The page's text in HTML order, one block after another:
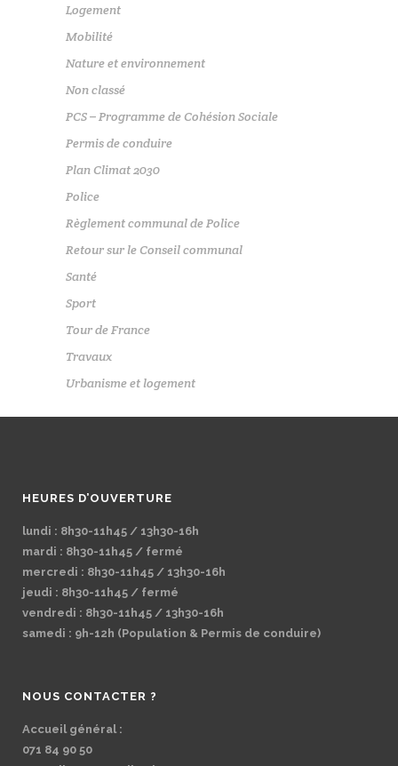
Logement
Mobilité
Nature et environnement
Non classé
PCS – Programme de Cohésion Sociale
Permis de conduire
Plan Climat 2030
Police
Règlement communal de Police
Retour sur le Conseil communal
Santé
Sport
Tour de France
Travaux
Urbanisme et logement
HEURES D’OUVERTURE
lundi : 8h30-11h45 / 13h30-16h
mardi : 8h30-11h45 / fermé
mercredi : 8h30-11h45 / 13h30-16h
jeudi : 8h30-11h45 / fermé
vendredi : 8h30-11h45 / 13h30-16h
samedi : 9h-12h (Population & Permis de conduire)
NOUS CONTACTER ?
Accueil général :
071 84 90 50